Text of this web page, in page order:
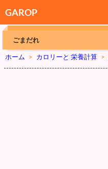
GAROP
ごまだれ
ホーム > カロリーと 栄養計算 >